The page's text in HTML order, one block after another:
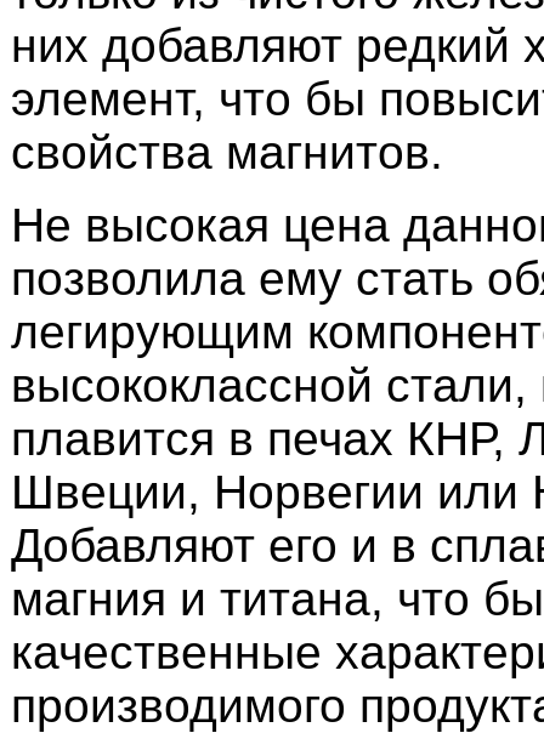
них добавляют редкий
элемент, что бы
свойства магнитов.
Не высокая цена
позволила ему стать
легирующим
высококлассной стали,
плавится в печах КНР,
Швеции, Норвегии
Добавляют его и в
магния и титана, что
качественные
производимого